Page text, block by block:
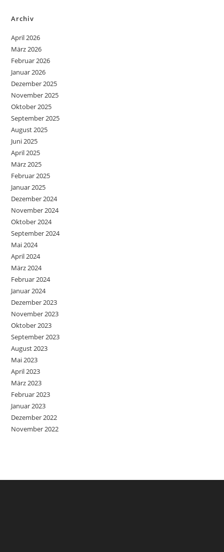
Archiv
April 2026
März 2026
Februar 2026
Januar 2026
Dezember 2025
November 2025
Oktober 2025
September 2025
August 2025
Juni 2025
April 2025
März 2025
Februar 2025
Januar 2025
Dezember 2024
November 2024
Oktober 2024
September 2024
Mai 2024
April 2024
März 2024
Februar 2024
Januar 2024
Dezember 2023
November 2023
Oktober 2023
September 2023
August 2023
Mai 2023
April 2023
März 2023
Februar 2023
Januar 2023
Dezember 2022
November 2022